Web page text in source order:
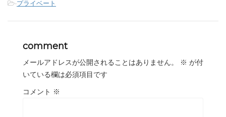
-プライベート
comment
メールアドレスが公開されることはありません。 ※ が付
いている欄は必須項目です
コメント ※